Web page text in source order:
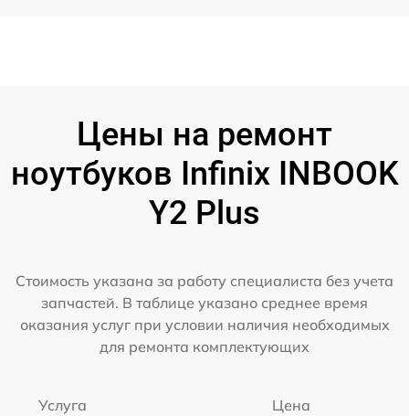
Цены на ремонт
ноутбуков Infinix INBOOK
Y2 Plus
Стоимость указана за работу специалиста без учета
запчастей. В таблице указано среднее время
оказания услуг при условии наличия необходимых
для ремонта комплектующих
Услуга Цена